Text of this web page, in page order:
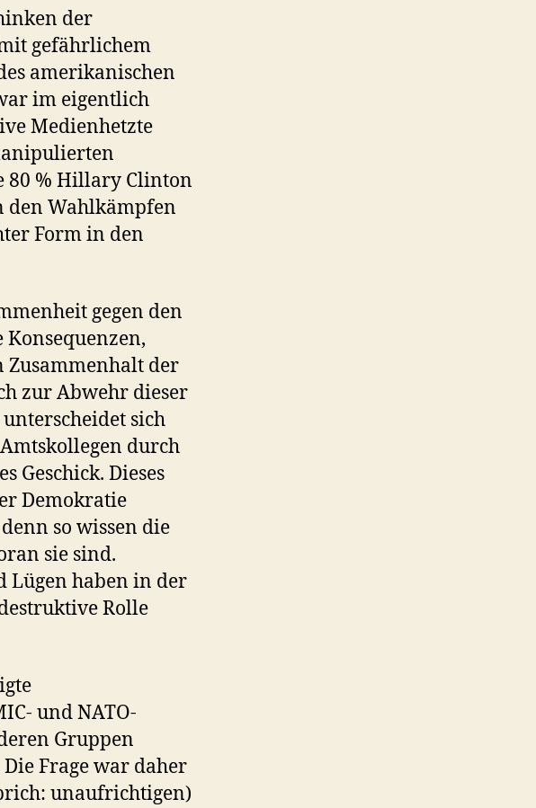
der
gefährlichem
amerikanischen
im eigentlich
Medienhetzte
80 % Hillary Clinton
den Wahlkämpfen
Form in den
gegen den
Zusammenhalt der
zur Abwehr dieser
sich
durch
Geschick. Dieses
Demokratie
so wissen die
sie sind.
Lügen haben in der
Rolle
und NATO-
Gruppen
Frage war daher
unaufrichtigen)